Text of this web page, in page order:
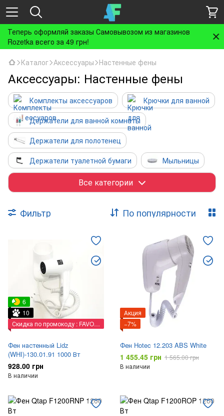
Теперь оформляй заказы Самовывозом из магазинов
Rozetka всего за 49 грн!
Каталог Аксессуары Настенные фены
Аксессуары: Настенные фены
Комплекты аксессуаров
Крючки для ванной
Держатели для ванной комнаты
Держатели для полотенец
Держатели туалетной бумаги
Мыльницы
Дозаторы жидкого мыла
Полки для ванной
Ершики для унитаза
Туалетные стойки
Ведра для мусора
Поручни
Косметические зеркала
Мультибоксы
Сушилки для рук
Настенные фены
Диспенсеры
Дезинфекторы
Скребки
Таблички
Корзины для белья
Коврики
Все категории
Фильтр По популярности
6
10
Скидка по промокоду : FAVORIT
Фен настенный Lidz
(WHI)-130.01.91 1000 Вт
928.00 грн
В наличии
Акция
−7%
Фен Hotec 12.203 ABS White
1 455.45 грн 1 565.00 грн
В наличии